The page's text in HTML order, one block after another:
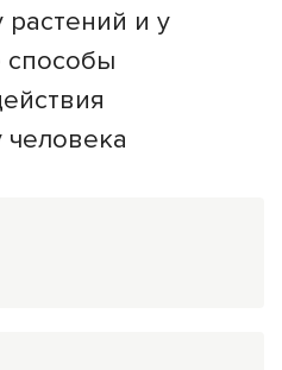
Сила
растений и у
способы
человека